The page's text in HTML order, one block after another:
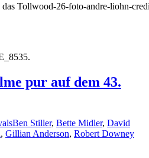
Tollwood-26-foto-andre-liohn-
pur auf dem 43.
Ben Stiller, Bette Midler, David
, Gillian Anderson, Robert Downey